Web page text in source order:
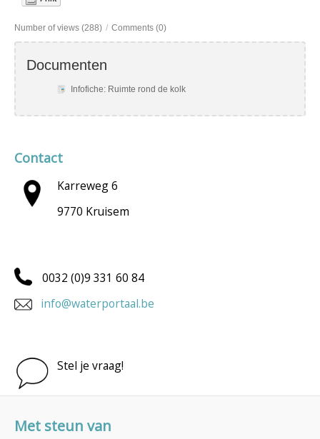
Number of views (288) / Comments (0)
Documenten
Infofiche: Ruimte rond de kolk
Contact
Karreweg 6
9770 Kruisem
0032 (0)9 331 60 84
info@waterportaal.be
Stel je vraag!
Met steun van